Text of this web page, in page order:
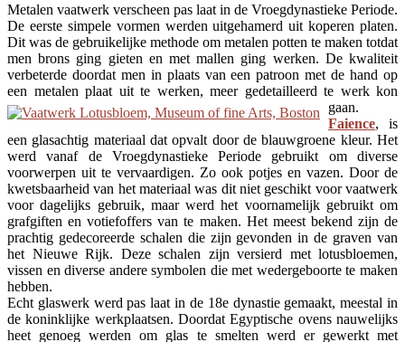
Metalen vaatwerk verscheen pas laat in de Vroegdynastieke Periode.
De eerste simpele vormen werden uitgehamerd uit koperen platen.
Dit was de gebruikelijke methode om metalen potten te maken totdat
men brons ging gieten en met mallen ging werken. De kwaliteit
verbeterde doordat men in plaats van een patroon met de hand op
een metalen plaat uit te werken, meer gedetailleerd te werk kon
gaan.
Faience, is
een glasachtig materiaal dat opvalt door de blauwgroene kleur. Het
werd vanaf de Vroegdynastieke Periode gebruikt om diverse
voorwerpen uit te vervaardigen. Zo ook potjes en vazen. Door de
kwetsbaarheid van het materiaal was dit niet geschikt voor vaatwerk
voor dagelijks gebruik, maar werd het voornamelijk gebruikt om
grafgiften en votiefoffers van te maken. Het meest bekend zijn de
prachtig gedecoreerde schalen die zijn gevonden in de graven van
het Nieuwe Rijk. Deze schalen zijn versierd met lotusbloemen,
vissen en diverse andere symbolen die met wedergeboorte te maken
hebben.
Echt glaswerk werd pas laat in de 18e dynastie gemaakt, meestal in
de koninklijke werkplaatsen. Doordat Egyptische ovens nauwelijks
heet genoeg werden om glas te smelten werd er gewerkt met